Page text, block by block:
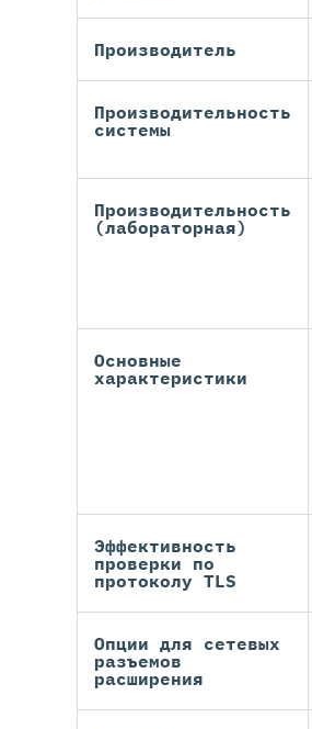
Производитель
Производительность
системы
Производительность
(лабораторная)
Основные
характеристики
Эффективность
проверки по
протоколу TLS
Опции для сетевых
разъемов
расширения